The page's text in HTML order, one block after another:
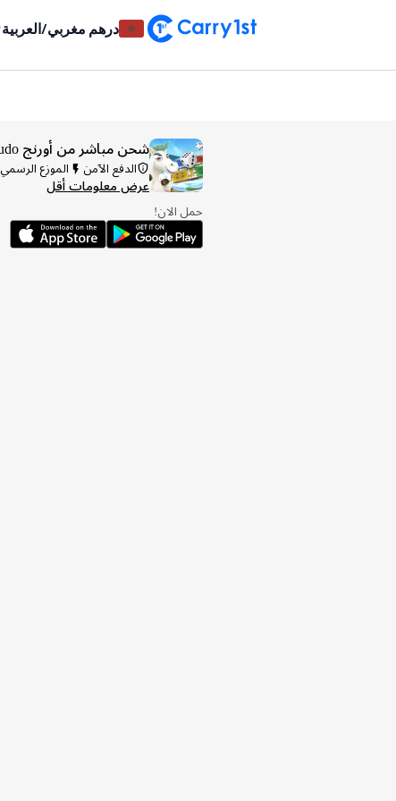
درهم مغربي/العربية
شحن مباشر من أورنج x Yalla Ludo
الدفع الآمن
الموزع الرسمي
عرض معلومات أقل
حمل الان!